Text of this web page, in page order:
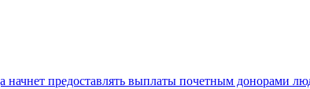
начнет предоставлять выплаты почетным донорами